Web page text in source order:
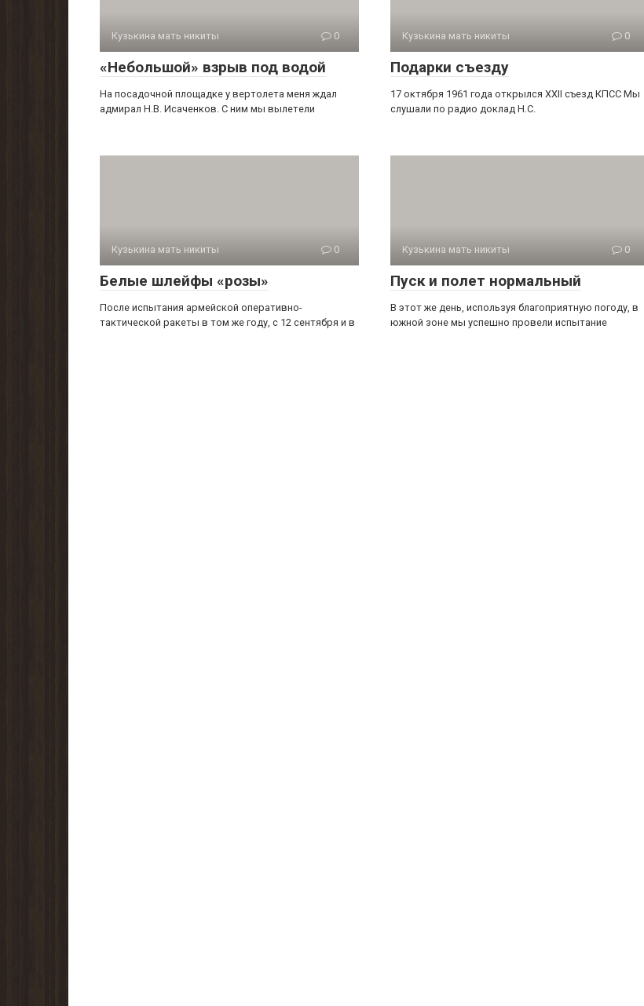
Кузькина мать никиты 0
«Небольшой» взрыв под водой
На посадочной площадке у вертолета меня ждал
адмирал Н.В. Исаченков. С ним мы вылетели
Кузькина мать никиты 0
Подарки съезду
17 октября 1961 года открылся XXII съезд КПСС Мы
слушали по радио доклад Н.С.
Кузькина мать никиты 0
Белые шлейфы «розы»
После испытания армейской оперативно-
тактической ра­кеты в том же году, с 12 сентября и в
Кузькина мать никиты 0
Пуск и полет нормальный
В этот же день, используя благоприятную погоду, в
юж­ной зоне мы успешно провели испытание